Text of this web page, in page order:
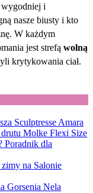
wygodniej i
nasze biusty i kto
W każdym
jest strefą wolną
krytykowania ciał.
Sculptresse Amara
drutu Molke Flexi Size
Poradnik dla
na Salonie
Gorsenia Nela